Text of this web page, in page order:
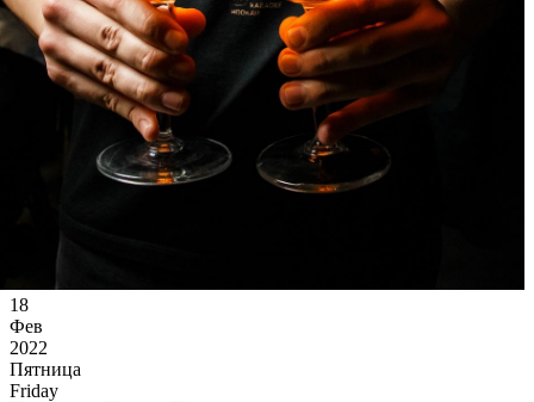
18
Фев
2022
Пятница
Friday